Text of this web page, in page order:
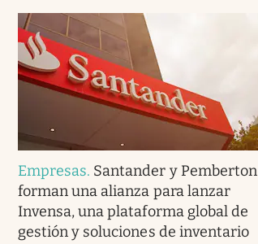
Empresas. Santander y Pemberton
forman una alianza para lanzar
Invensa, una plataforma global de
gestión y soluciones de inventario